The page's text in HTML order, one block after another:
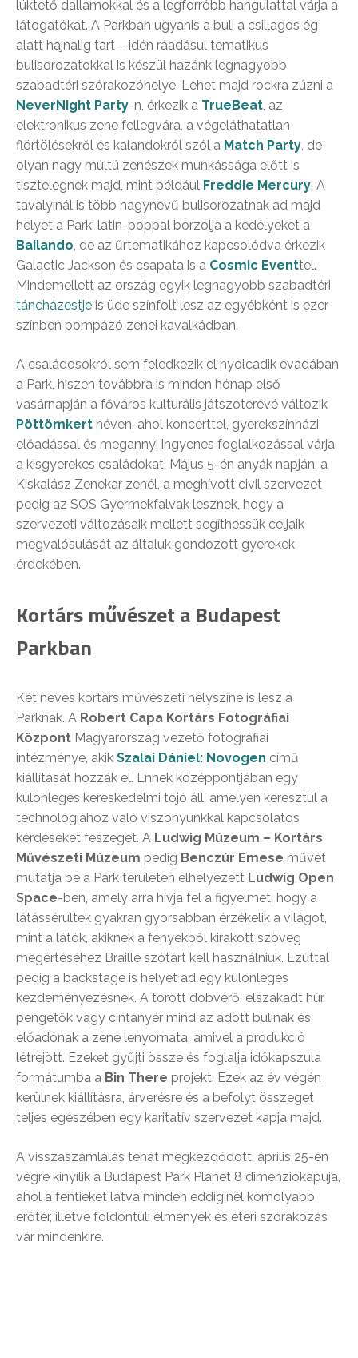
lüktető dallamokkal és a legforróbb hangulattal várja a
látogatókat. A Parkban ugyanis a buli a csillagos ég
alatt hajnalig tart – idén ráadásul tematikus
bulisorozatokkal is készül hazánk legnagyobb
szabadtéri szórakozóhelye. Lehet majd rockra zúzni a
NeverNight Party-n, érkezik a TrueBeat, az
elektronikus zene fellegvára, a végeláthatatlan
flörtölésekről és kalandokról szól a Match Party, de
olyan nagy múltú zenészek munkássága előtt is
tisztelegnek majd, mint például Freddie Mercury. A
tavalyinál is több nagynevű bulisorozatnak ad majd
helyet a Park: latin-poppal borzolja a kedélyeket a
Bailando, de az űrtematikához kapcsolódva érkezik
Galactic Jackson és csapata is a Cosmic Eventtel.
Mindemellett az ország egyik legnagyobb szabadtéri
táncházestje is üde színfolt lesz az egyébként is ezer
színben pompázó zenei kavalkádban.
A családosokról sem feledkezik el nyolcadik évadában
a Park, hiszen továbbra is minden hónap első
vasárnapján a főváros kulturális játszóterévé változik
Pöttömkert néven, ahol koncerttel, gyerekszínházi
előadással és megannyi ingyenes foglalkozással várja
a kisgyerekes családokat. Május 5-én anyák napján, a
Kiskalász Zenekar zenél, a meghívott civil szervezet
pedig az SOS Gyermekfalvak lesznek, hogy a
szervezeti változásaik mellett segíthessük céljaik
megvalósulását az általuk gondozott gyerekek
érdekében.
Kortárs művészet a Budapest
Parkban
Két neves kortárs művészeti helyszíne is lesz a
Parknak. A Robert Capa Kortárs Fotográfiai
Központ Magyarország vezető fotográfiai
intézménye, akik Szalai Dániel: Novogen című
kiállítását hozzák el. Ennek középpontjában egy
különleges kereskedelmi tojó áll, amelyen keresztül a
technológiához való viszonyunkkal kapcsolatos
kérdéseket feszeget. A Ludwig Múzeum – Kortárs
Művészeti Múzeum pedig Benczúr Emese művét
mutatja be a Park területén elhelyezett Ludwig Open
Space-ben, amely arra hívja fel a figyelmet, hogy a
látássérültek gyakran gyorsabban érzékelik a világot,
mint a látók, akiknek a fényekből kirakott szöveg
megértéséhez Braille szótárt kell használniuk. Ezúttal
pedig a backstage is helyet ad egy különleges
kezdeményezésnek. A törött dobverő, elszakadt húr,
pengetők vagy cintányér mind az adott bulinak és
előadónak a zene lenyomata, amivel a produkció
létrejött. Ezeket gyűjti össze és foglalja időkapszula
formátumba a Bin There projekt. Ezek az év végén
kerülnek kiállításra, árverésre és a befolyt összeget
teljes egészében egy karitatív szervezet kapja majd.
A visszaszámlálás tehát megkezdődött, április 25-én
végre kinyílik a Budapest Park Planet 8 dimenziókapuja,
ahol a fentieket látva minden eddiginél komolyabb
erőtér, illetve földöntúli élmények és éteri szórakozás
vár mindenkire.